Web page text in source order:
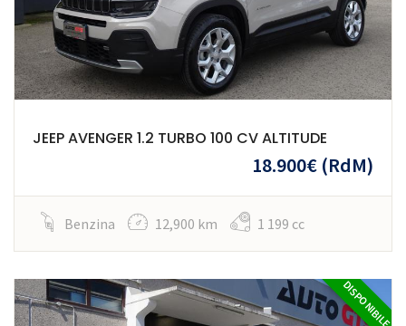
JEEP AVENGER 1.2 TURBO 100 CV ALTITUDE
18.900€ (RdM)
Benzina 12,900 km 1 199 cc
DISPONIBILE